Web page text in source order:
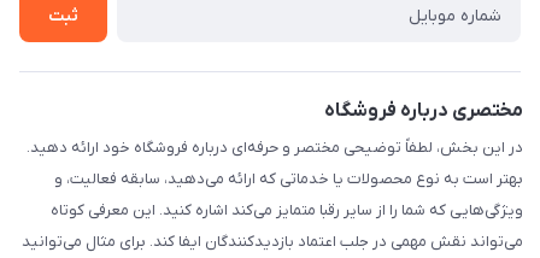
ثبت
مختصری درباره فروشگاه
در این بخش، لطفاً توضیحی مختصر و حرفه‌ای درباره فروشگاه خود ارائه دهید.
بهتر است به نوع محصولات یا خدماتی که ارائه می‌دهید، سابقه فعالیت، و
ویژگی‌هایی که شما را از سایر رقبا متمایز می‌کند اشاره کنید. این معرفی کوتاه
می‌تواند نقش مهمی در جلب اعتماد بازدیدکنندگان ایفا کند. برای مثال می‌توانید